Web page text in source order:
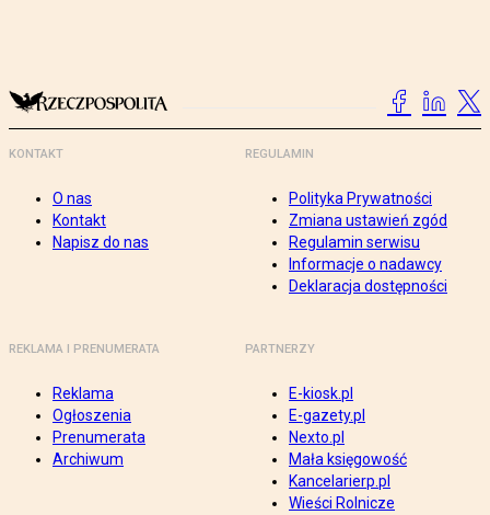
KONTAKT
O nas
Kontakt
Napisz do nas
REGULAMIN
Polityka Prywatności
Zmiana ustawień zgód
Regulamin serwisu
Informacje o nadawcy
Deklaracja dostępności
REKLAMA I PRENUMERATA
Reklama
Ogłoszenia
Prenumerata
Archiwum
PARTNERZY
E-kiosk.pl
E-gazety.pl
Nexto.pl
Mała księgowość
Kancelarierp.pl
Wieści Rolnicze